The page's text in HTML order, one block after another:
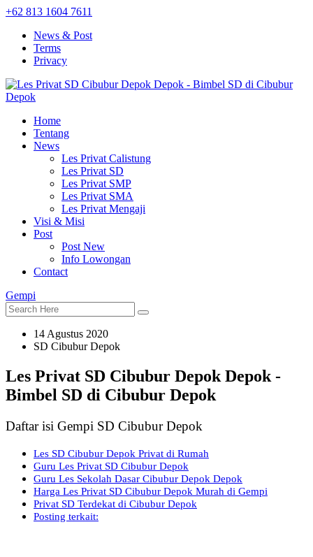
+62 813 1604 7611
News & Post
Terms
Privacy
Home
Tentang
News
Les Privat Calistung
Les Privat SD
Les Privat SMP
Les Privat SMA
Les Privat Mengaji
Visi & Misi
Post
Post New
Info Lowongan
Contact
Gempi
14 Agustus 2020
SD Cibubur Depok
Les Privat SD Cibubur Depok Depok -
Bimbel SD di Cibubur Depok
Daftar isi Gempi SD Cibubur Depok
Les SD Cibubur Depok Privat di Rumah
Guru Les Privat SD Cibubur Depok
Guru Les Sekolah Dasar Cibubur Depok Depok
Harga Les Privat SD Cibubur Depok Murah di Gempi
Privat SD Terdekat di Cibubur Depok
Posting terkait: